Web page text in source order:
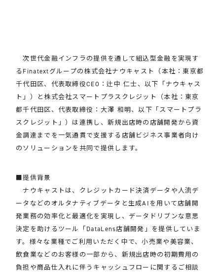
次世代金融インフラの提供を通して組込型金融を実現す
るFinatextグループの株式会社ナウキャスト（本社：東京都
千代田区、代表取締役CEO：辻中 仁士、以下「ナウキャス
ト」）と株式会社スマートプラスクレジット（本社：東京
都千代田区、代表取締役：大澤 和明、以下「スマートプラ
スクレジット」）は連携し、新規出店時の店舗開発から資
金調達までを一気通貫で支援する店舗ビジネス事業者向け
のソリューションを共同で提供します。
■提供背景
ナウキャストは、クレジットカード決済データや人流デ
ータなどのオルタナティブデータと生成AIを用いて店舗開
発業務の効率化と最適化を実現し、データドリブンな意思
決定を助けるツール「DataLens店舗開発」を提供していま
す。様々な業種でご利用いただく中で、小売業や美容業、
飲食業などのお客様の一部から、新規出店時の初期費用の
負担や商品仕入れに伴うキャッシュフローに関するご相談